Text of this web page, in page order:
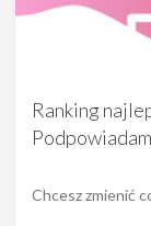
Ranking
Chcesz zmienić